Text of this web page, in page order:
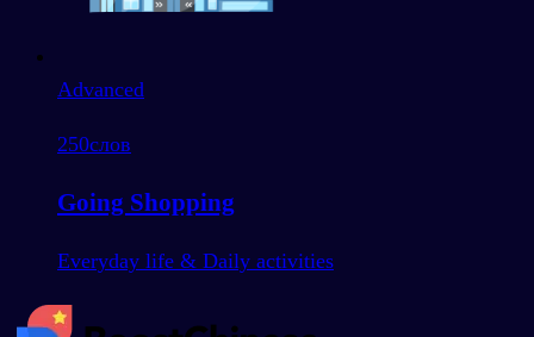
Advanced
250слов
Going Shopping
Everyday life & Daily activities